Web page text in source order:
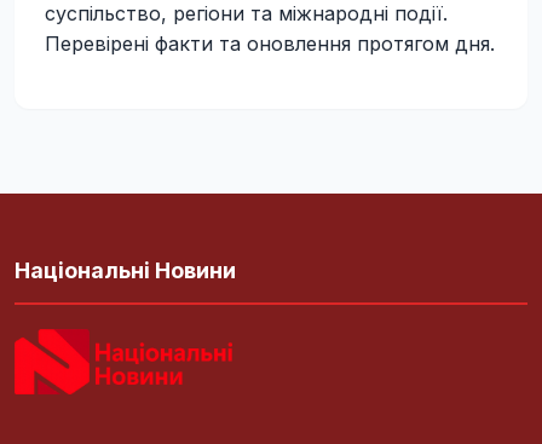
суспільство, регіони та міжнародні події.
Перевірені факти та оновлення протягом дня.
Національні Новини